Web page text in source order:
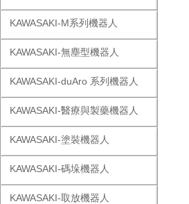
KAWASAKI-M系列機器人
KAWASAKI-無塵型機器人
KAWASAKI-duAro 系列機器人
KAWASAKI-醫療與製藥機器人
KAWASAKI-塗裝機器人
KAWASAKI-碼垛機器人
KAWASAKI-取放機器人